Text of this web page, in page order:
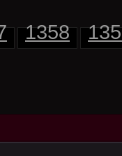
1358